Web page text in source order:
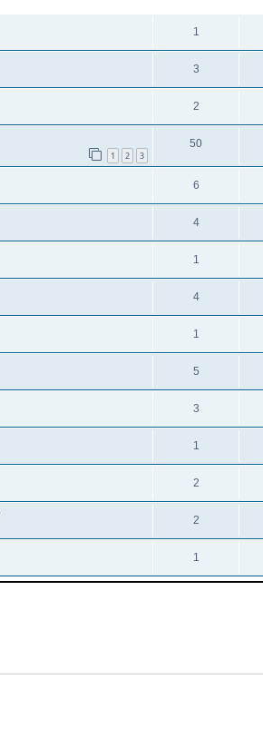
1
3
2
1 2 3
50
6
4
1
4
1
5
3
1
2
2
1